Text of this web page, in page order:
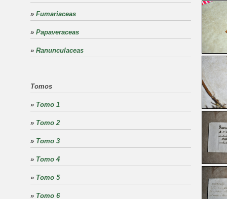
» Fumariaceas
» Papaveraceas
» Ranunculaceas
Tomos
» Tomo 1
» Tomo 2
» Tomo 3
» Tomo 4
» Tomo 5
» Tomo 6